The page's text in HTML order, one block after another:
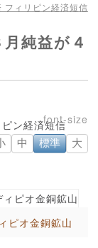
フィリピン経済短信
純益が４
ピン経済短信
中 標準 大
ピオ金銅鉱山